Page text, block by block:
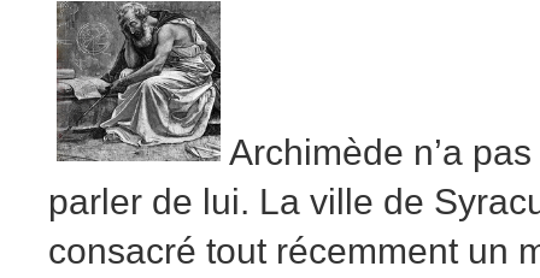
Archimède n’a
parler de lui. La ville de
consacré tout récemment un